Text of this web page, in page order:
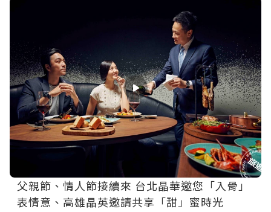
父親節、情人節接續來 台北晶華邀您「入骨」
表情意、高雄晶英邀請共享「甜」蜜時光